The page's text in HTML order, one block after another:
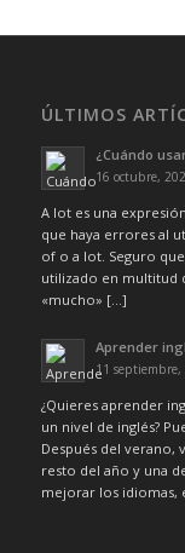
ÚLTIMOS
¿Cuándo
16 octubre,
A lot es una
que haya errores al
of o a lot. Seguro
utilizado en multitud
«mucho» […]
Aprender
11 septiembre,
¿Quieres aprender
un nivel de inglés?
Después del verano,
resto del año y una
mejorar los idiomas,